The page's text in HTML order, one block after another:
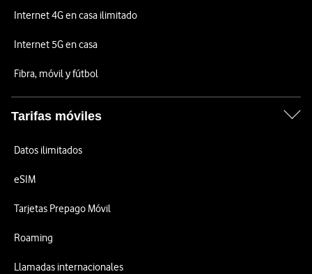
Internet 4G en casa ilimitado
Internet 5G en casa
Fibra, móvil y fútbol
Tarifas móviles
Datos ilimitados
eSIM
Tarjetas Prepago Móvil
Roaming
Llamadas internacionales